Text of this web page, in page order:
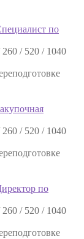
по
260 / 520 / 1040
260 / 520 / 1040
по
260 / 520 / 1040